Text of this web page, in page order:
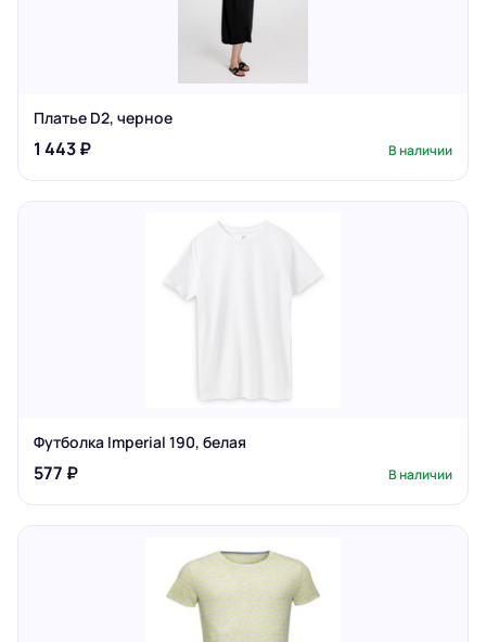
Платье D2, черное
1 443 ₽ В наличии
Футболка Imperial 190, белая
577 ₽ В наличии